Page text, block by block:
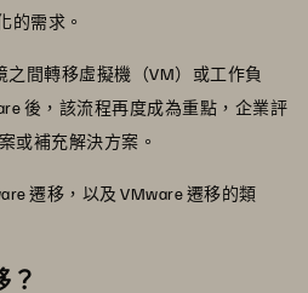
的需求。
間轉移虛擬機（VM）或工作負
後，該流程再度成為重點，企業評
或補充解決方案。
遷移，以及 VMware 遷移的類
？